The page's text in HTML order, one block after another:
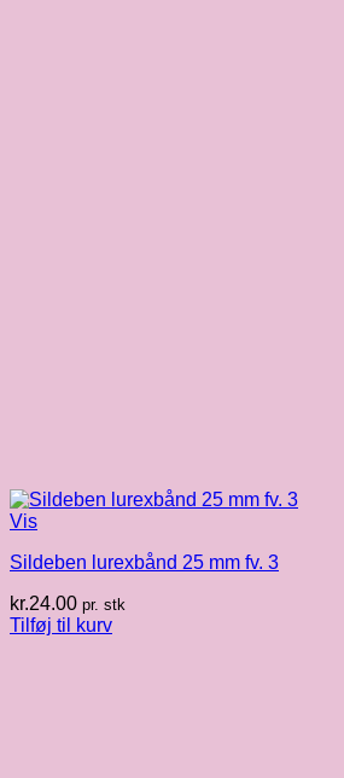
Vis
Sildeben lurexbånd 25 mm fv. 3
kr.24.00 pr. stk
Tilføj til kurv